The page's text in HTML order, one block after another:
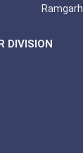
Ramgarh
DIVISION